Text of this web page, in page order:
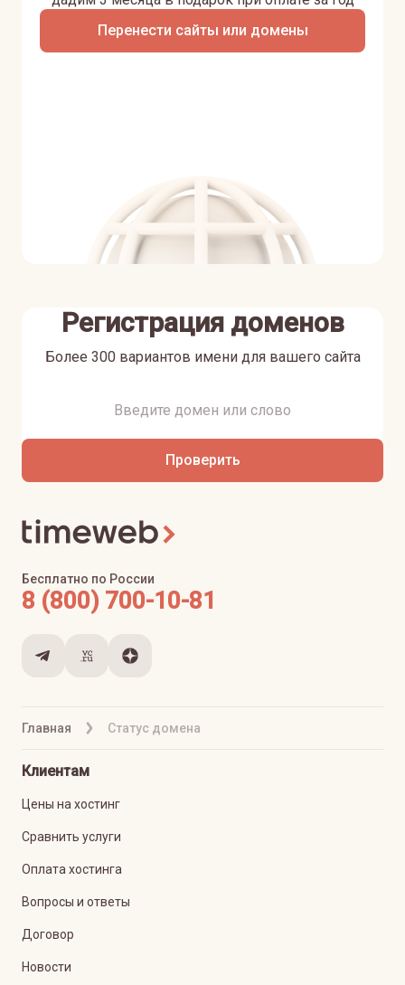
Перенести сайты или домены
Регистрация доменов
Более 300 вариантов имени для вашего сайта
Проверить
Главная Статус домена
Бесплатно по России
8 (800) 700-10-81
Клиентам
Цены на хостинг
Сравнить услуги
Оплата хостинга
Вопросы и ответы
Договор
Новости